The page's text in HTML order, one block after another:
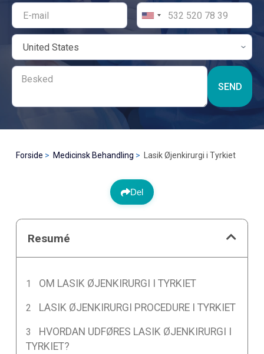
SEND
Forside Medicinsk Behandling Lasik Øjenkirurgi i Tyrkiet
Del
Resumé
OM LASIK ØJENKIRURGI I TYRKIET
LASIK ØJENKIRURGI PROCEDURE I TYRKIET
HVORDAN UDFØRES LASIK ØJENKIRURGI I
TYRKIET?